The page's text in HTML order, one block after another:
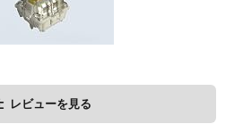
レビューを見る
レビューを見る
Wooting 60HE(+)
レビューを見る